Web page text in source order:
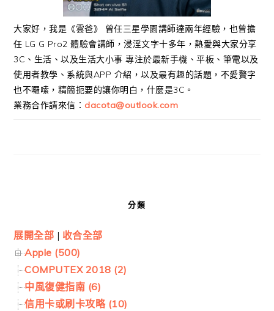
大家好，我是《雲爸》 曾任三星學園講師達兩年經驗，也曾擔
任 LG G Pro2 體驗會講師，浸淫文字十多年，熱愛與大家分享
3C、生活、以及生活大小事 專注於最新手機、平板、筆電以及
使用者教學、系統與APP 介紹，以及最有趣的話題，不愛贅字
也不囉嗦，精簡扼要的讓你明白，什麼是3C。
業務合作請來信： dacota@outlook.com
分類
展開全部 | 收合全部
Apple (500)
COMPUTEX 2018 (2)
中風復健指南 (6)
信用卡或刷卡攻略 (10)